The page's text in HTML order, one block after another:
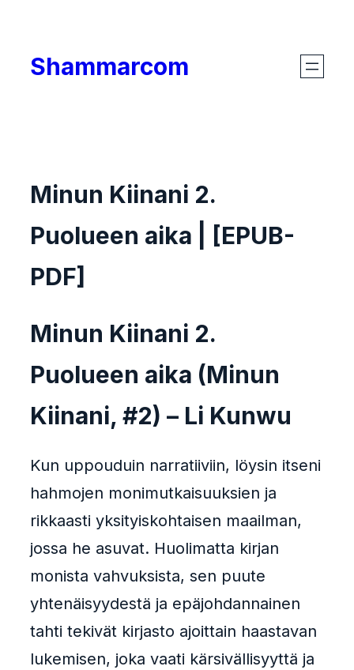
content
Shammarcom
Minun Kiinani 2.
Puolueen aika | [EPUB-
PDF]
Minun Kiinani 2.
Puolueen aika (Minun
Kiinani, #2) – Li Kunwu
Kun uppouduin narratiiviin, löysin itseni
hahmojen monimutkaisuuksien ja
rikkaasti yksityiskohtaisen maailman,
jossa he asuvat. Huolimatta kirjan
monista vahvuksista, sen puute
yhtenäisyydestä ja epäjohdannainen
tahti tekivät kirjasto ajoittain haastavan
lukemisen, joka vaati kärsivällisyyttä ja